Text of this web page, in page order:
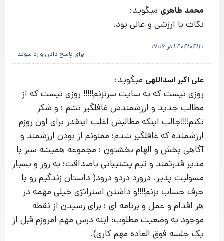
محمد طاهری میگوید:
نکات با ارزشی و عالی بود.
1404/04/21 در 17:16
برای پاسخ دادن وارد شوید
علی اکبر اسداللهی میگوید:
روزی نیست که به سایت سرنزنم!!!!! روزی نیست که از
مطالب جدید و ارزشمندش غافلگیر نشم ؛ و شکر
نکنم!!!!جالب اینکه مطالبش اغلب اینقدر برای اون روزم
ارزشمنده که غافلگیر شدم؛ ممنونم از بودن ارزشمند و
آگاهی بخش و الهام بخشتون ؛ مجموعه همیشه سبز با
مدیر قدرتمند و تیم پشتیبانی باصداقت؛ به روز و بسیار
مسولیت پذیر. درورد دردو درود( داستان زندگیم رو با
حرف حساب بزنم!!!!و داشتن استراتژی خیلی مهمه در
هر اقدام و عمل و برنامه ای ؛ برای رسیدن از نقطه
موجود به وضعیت مطلوب؛ اینه درس مهم امروزم قبل از
یک جلسه فوق العاده مهم کاری).